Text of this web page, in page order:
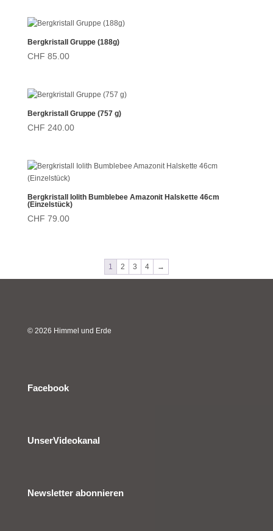
Bergkristall Gruppe (188g)
CHF 85.00
Bergkristall Gruppe (757 g)
CHF 240.00
Bergkristall Iolith Bumblebee Amazonit Halskette 46cm
(Einzelstück)
CHF 79.00
1 2 3 4 →
© 2026 Himmel und Erde
Facebook
UnserVideokanal
Newsletter abonnieren